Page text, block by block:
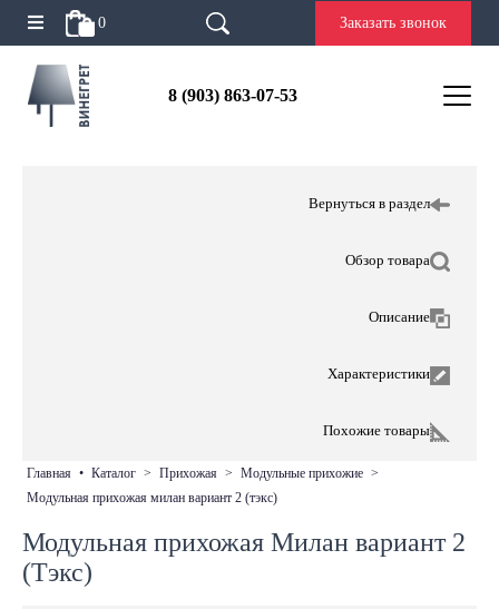
0 Заказать звонок
8 (903) 863-07-53
Вернуться в раздел
Обзор товара
Описание
Характеристики
Похожие товары
главная • каталог > прихожая > модульные прихожие >
модульная прихожая милан вариант 2 (тэкс)
Модульная прихожая Милан вариант 2
(Тэкс)